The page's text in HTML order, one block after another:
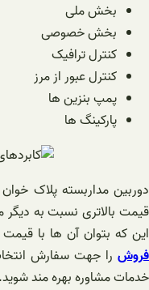
بخش ملی
بخش خصوصی
کنترل ترافیک
کنترل عبور از مرز
پمپ بنزین ها
پارکینگ ها
دوربین مداربسته پلاک
قیمت بالاتری نسبت به
این که بتوان آن ها با
فروش را جهت سفارش
خدمات مشاوره بهره مند شوید.